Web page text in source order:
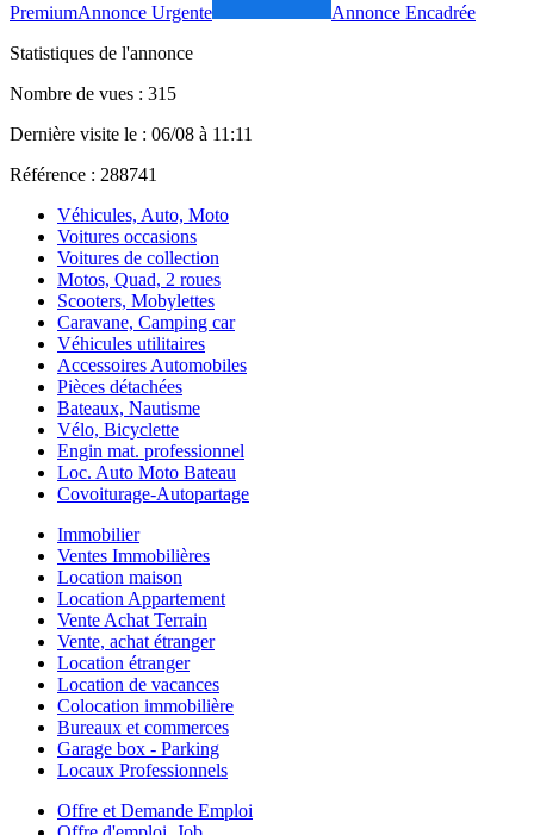
PremiumAnnonce Urgente
Annonce Encadrée
Statistiques de l'annonce
Nombre de vues : 315
Dernière visite le : 06/08 à 11:11
Référence : 288741
Véhicules, Auto, Moto
Voitures occasions
Voitures de collection
Motos, Quad, 2 roues
Scooters, Mobylettes
Caravane, Camping car
Véhicules utilitaires
Accessoires Automobiles
Pièces détachées
Bateaux, Nautisme
Vélo, Bicyclette
Engin mat. professionnel
Loc. Auto Moto Bateau
Covoiturage-Autopartage
Immobilier
Ventes Immobilières
Location maison
Location Appartement
Vente Achat Terrain
Vente, achat étranger
Location étranger
Location de vacances
Colocation immobilière
Bureaux et commerces
Garage box - Parking
Locaux Professionnels
Offre et Demande Emploi